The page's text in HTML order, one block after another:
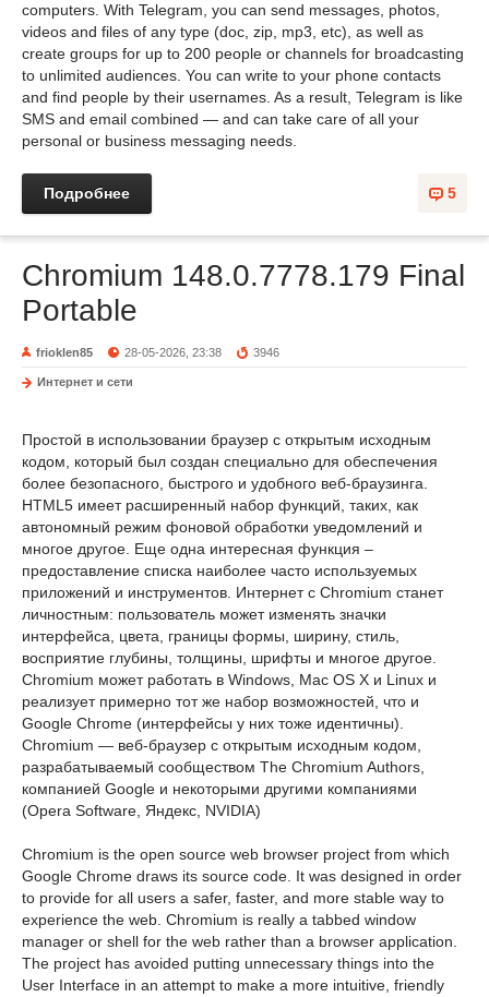
computers. With Telegram, you can send messages, photos,
videos and files of any type (doc, zip, mp3, etc), as well as
create groups for up to 200 people or channels for broadcasting
to unlimited audiences. You can write to your phone contacts
and find people by their usernames. As a result, Telegram is like
SMS and email combined — and can take care of all your
personal or business messaging needs.
5
Подробнее
Chromium 148.0.7778.179 Final
Portable
frioklen85 28-05-2026, 23:38 3946
Интернет и сети
Простой в использовании браузер с открытым исходным
кодом, который был создан специально для обеспечения
более безопасного, быстрого и удобного веб-браузинга.
HTML5 имеет расширенный набор функций, таких, как
автономный режим фоновой обработки уведомлений и
многое другое. Еще одна интересная функция –
предоставление списка наиболее часто используемых
приложений и инструментов. Интернет с Chromium станет
личностным: пользователь может изменять значки
интерфейса, цвета, границы формы, ширину, стиль,
восприятие глубины, толщины, шрифты и многое другое.
Chromium может работать в Windows, Mac OS X и Linux и
реализует примерно тот же набор возможностей, что и
Google Chrome (интерфейсы у них тоже идентичны).
Chromium — веб-браузер с открытым исходным кодом,
разрабатываемый сообществом The Chromium Authors,
компанией Google и некоторыми другими компаниями
(Opera Software, Яндекс, NVIDIA)
Chromium is the open source web browser project from which
Google Chrome draws its source code. It was designed in order
to provide for all users a safer, faster, and more stable way to
experience the web. Chromium is really a tabbed window
manager or shell for the web rather than a browser application.
The project has avoided putting unnecessary things into the
User Interface in an attempt to make a more intuitive, friendly